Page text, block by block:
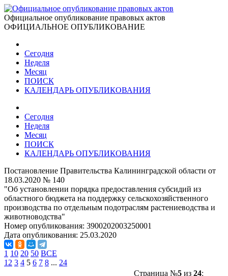
Официальное опубликование правовых актов
ОФИЦИАЛЬНОЕ ОПУБЛИКОВАНИЕ
Сегодня
Неделя
Месяц
ПОИСК
КАЛЕНДАРЬ ОПУБЛИКОВАНИЯ
Сегодня
Неделя
Месяц
ПОИСК
КАЛЕНДАРЬ ОПУБЛИКОВАНИЯ
Постановление Правительства Калининградской области от
18.03.2020 № 140
"Об установлении порядка предоставления субсидий из
областного бюджета на поддержку сельскохозяйственного
производства по отдельным подотраслям растениеводства и
животноводства"
Номер опубликования: 3900202003250001
Дата опубликования: 25.03.2020
1 10 20 50 ВСЕ
1 2 3 4 5 6 7 8 ... 24
Страница №5из 24: